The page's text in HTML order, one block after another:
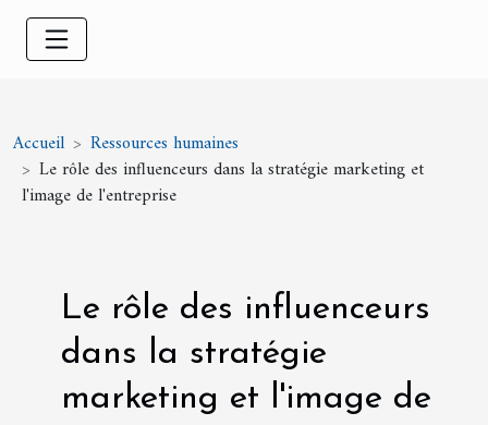
Accueil
Ressources humaines
Le rôle des influenceurs dans la stratégie marketing et
l'image de l'entreprise
Le rôle des influenceurs
dans la stratégie
marketing et l'image de